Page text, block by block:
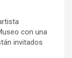
con una
invitados